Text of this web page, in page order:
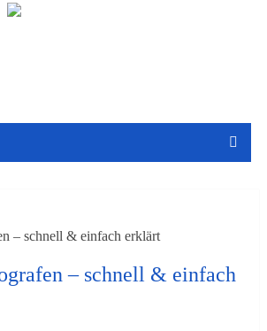
– schnell & einfach erklärt
– schnell & einfach